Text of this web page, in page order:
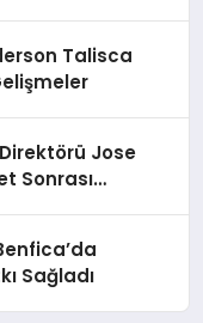
Talisca
Jose
Sonrası
Sağladı